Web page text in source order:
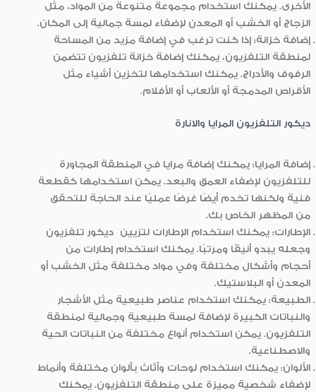
الأخرى. يمكنك استخدام مجموعة متنوعة من المواد، مثل
الزجاج أو الخشب أو المعدن لإضفاء لمسة جمالية إلى المكان.
إضافة خزانة: إذا كنت ترغب في إضافة مزيد من المساحة
لمنطقة التلفزيون، يمكنك إضافة خزانة تلفزيون تتضمن
الرفوف والأدراج. يمكنك استخدامها لتخزين أشياء مثل
الأقراص المدمجة أو الألعاب أو الأفلام.
ديكور التلفزيون المرايا والانارة
إضافة المرايا: يمكنك إضافة مرايا في المنطقة المجاورة
للتلفزيون لإضفاء العمق والبعد. يمكن استخدامها كقطعة
فنية ولكنها تخدم أيضًا غرضًا عمليًا عند الحاجة للتحقق
من المظهر الخاص بك.
الإطارات: يمكنك استخدام الإطارات لتزيين ديكور تلفزيون
وجعله يبدو أنيقًا ومرتبًا. يمكنك استخدام إطارات من
أحجام وأشكال مختلفة وفي مواد مختلفة مثل الخشب أو
المعدن أو البلاستيك.
الطبيعة: يمكنك استخدام عناصر طبيعية مثل الأشجار
والنباتات الكبيرة لإضافة لمسة طبيعية وجمالية لمنطقة
التلفزيون. يمكن استخدام أنواع مختلفة من النباتات الحية
والاصطناعية.
الألوان: يمكنك استخدام لوحات وأثاث بألوان مختلفة وأنماط
لإضفاء شخصية مميزة على منطقة التلفزيون. يمكنك